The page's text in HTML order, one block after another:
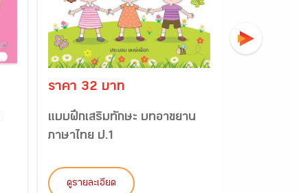
ราคา 32 บาท
แบบฝึกเสริมทักษะ บทอาขยาน
ภาษาไทย ป.1
ดูรายละเอียด